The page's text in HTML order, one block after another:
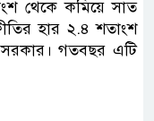
থেকে কমিয়ে সাত
হার ২.৪ শতাংশ
সরকার। গতবছর এটি